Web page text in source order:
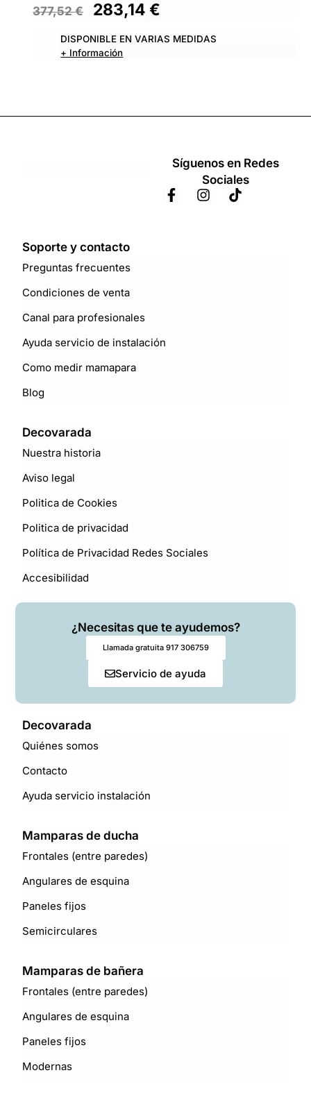
377,52€ 283,14€
DISPONIBLE EN VARIAS MEDIDAS
+ Información
Síguenos en Redes
Sociales
Soporte y contacto
Preguntas frecuentes
Condiciones de venta
Canal para profesionales
Ayuda servicio de instalación
Como medir mamapara
Blog
Decovarada
Nuestra historia
Aviso legal
Politica de Cookies
Politica de privacidad
Política de Privacidad Redes Sociales
Accesibilidad
¿Necesitas que te ayudemos?
Llamada gratuita 917 306759
Servicio de ayuda
Decovarada
Quiénes somos
Contacto
Ayuda servicio instalación
Mamparas de ducha
Frontales (entre paredes)
Angulares de esquina
Paneles fijos
Semicirculares
Mamparas de bañera
Frontales (entre paredes)
Angulares de esquina
Paneles fijos
Modernas